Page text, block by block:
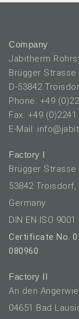
Company
Jabitherm
Brügger Strasse
D-53842
Phone: +49
Fax: +49
E-Mail:
Factory I
Brügger Strasse
53842 Troisdorf,
Germany
DIN EN ISO 9001
Certificate No.
080960
Factory II
An den
04651 Bad